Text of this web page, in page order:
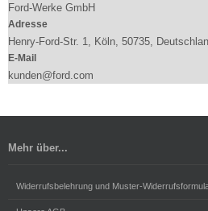
Ford-Werke GmbH
Adresse
Henry-Ford-Str. 1, Köln, 50735,
E-Mail
kunden@ford.com
Mehr über...
Widerrufsbelehrung und Muster-